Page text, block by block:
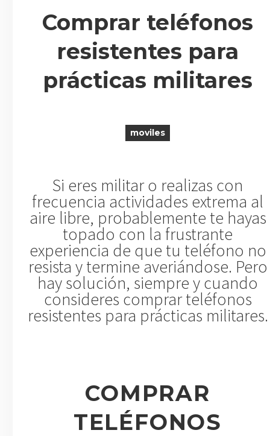
Comprar teléfonos
resistentes para
prácticas militares
moviles
Si eres militar o realizas con
frecuencia actividades extrema al
aire libre, probablemente te hayas
topado con la frustrante
experiencia de que tu teléfono no
resista y termine averiándose. Pero
hay solución, siempre y cuando
consideres comprar teléfonos
resistentes para prácticas militares.
COMPRAR
TELÉFONOS